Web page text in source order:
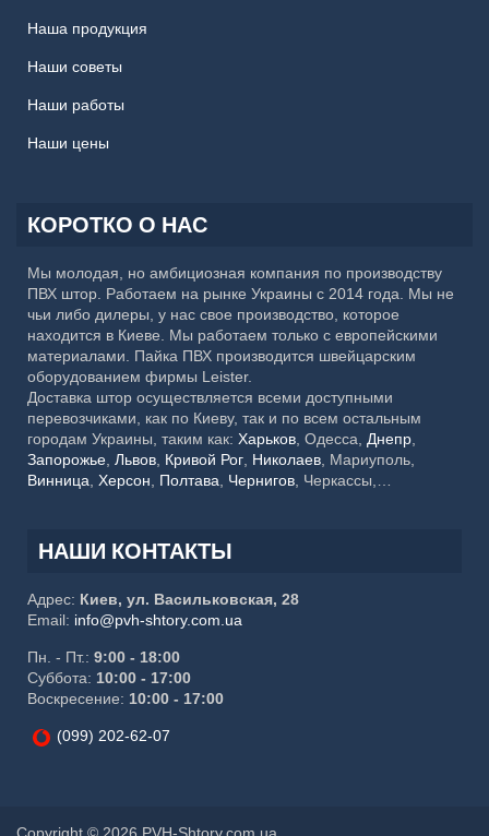
Наша продукция
Наши советы
Наши работы
Наши цены
КОРОТКО О НАС
Мы молодая, но амбициозная компания по производству
ПВХ штор. Работаем на рынке Украины с 2014 года. Мы не
чьи либо дилеры, у нас свое производство, которое
находится в Киеве. Мы работаем только с европейскими
материалами. Пайка ПВХ производится швейцарским
оборудованием фирмы Leister.
Доставка штор осуществляется всеми доступными
перевозчиками, как по Киеву, так и по всем остальным
городам Украины, таким как: Харьков , Одесса, Днепр
Запорожье Львов Кривой Рог Николаев , Мариуполь,
Винница Херсон Полтава Чернигов , Черкассы,
Кременчуг, Луцк, Белая Церковь, Краматорск, Мелитополь,
Ужгород, Славянск, Никополь, Бердянск, Бровары,
НАШИ КОНТАКТЫ
Адрес: Киев, ул. Васильковская, 28
Email: info@pvh-shtory.com.ua
Пн. - Пт.: 9:00 - 18:00
Суббота: 10:00 - 17:00
Воскресение: 10:00 - 17:00
(099) 202-62-07